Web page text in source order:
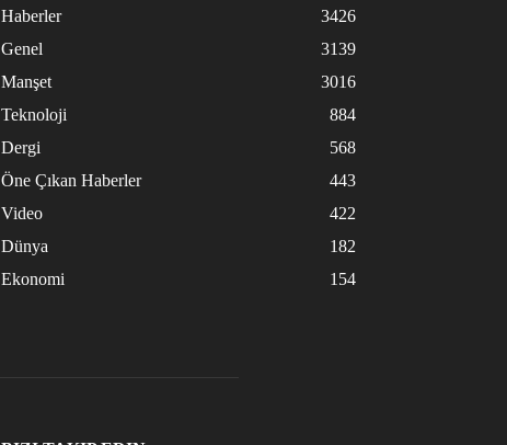
Haberler
3426
Genel
3139
Manşet
3016
Teknoloji
884
Dergi
568
Öne Çıkan Haberler
443
Video
422
Dünya
182
Ekonomi
154